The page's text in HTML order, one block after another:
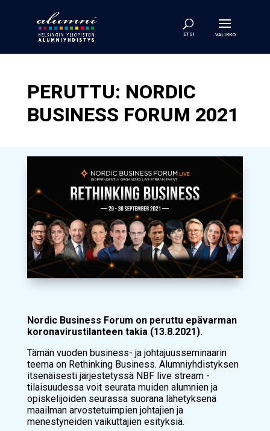
PERUTTU: NORDIC
BUSINESS FORUM 2021
Nordic Business Forum on peruttu epävarman
koronavirustilanteen takia (13.8.2021).
Tämän vuoden business- ja johtajuusseminaarin
teema on Rethinking Business. Alumniyhdistyksen
itsenäisesti järjestetyssä NBF live stream -
tilaisuudessa voit seurata muiden alumnien ja
opiskelijoiden seurassa suorana lähetyksenä
maailman arvostetuimpien johtajien ja
menestyneiden vaikuttajien esityksiä.